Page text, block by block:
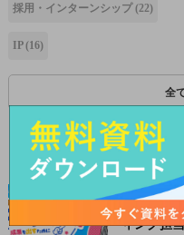
採用・インターンシップ(22)
IP(16)
全
おすすめの記事
ウェビナ
ィング担